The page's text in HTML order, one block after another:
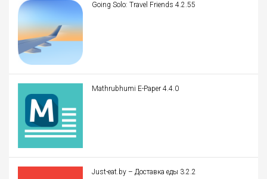
Going Solo: Travel Friends 4.2.55
Mathrubhumi E-Paper 4.4.0
Just-eat.by – Доставка еды 3.2.2